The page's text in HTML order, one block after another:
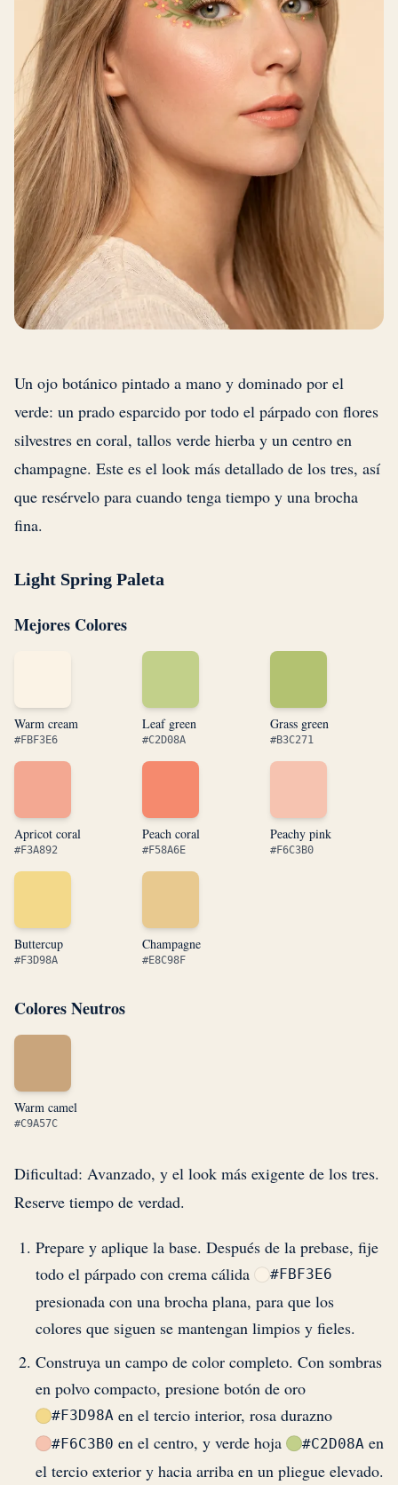
Un ojo botánico pintado a mano y dominado por el
verde: un prado esparcido por todo el párpado con flores
silvestres en coral, tallos verde hierba y un centro en
champagne. Este es el look más detallado de los tres, así
que resérvelo para cuando tenga tiempo y una brocha
fina.
Light Spring Paleta
Mejores Colores
Warm cream
#FBF3E6
Leaf green
#C2D08A
Grass green
#B3C271
Apricot coral
#F3A892
Peach coral
#F58A6E
Peachy pink
#F6C3B0
Buttercup
#F3D98A
Champagne
#E8C98F
Colores Neutros
Warm camel
#C9A57C
Dificultad: Avanzado, y el look más exigente de los tres.
Reserve tiempo de verdad.
Prepare y aplique la base. Después de la prebase, fije
todo el párpado con crema cálida
#FBF3E6
presionada con una brocha plana, para que los
colores que siguen se mantengan limpios y fieles.
Construya un campo de color completo. Con sombras
en polvo compacto, presione botón de oro
#F3D98A en el tercio interior, rosa durazno
#F6C3B0 en el centro, y verde hoja #C2D08A en
el tercio exterior y hacia arriba en un pliegue elevado.